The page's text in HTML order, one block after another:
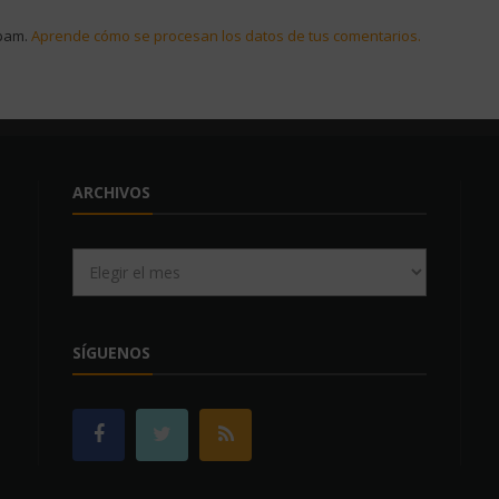
Aprende cómo se procesan los datos de tus comentarios.
ARCHIVOS
SÍGUENOS